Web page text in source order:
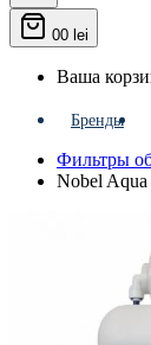
00 lei
Ваша
Бренды
Фильтры
Nobel